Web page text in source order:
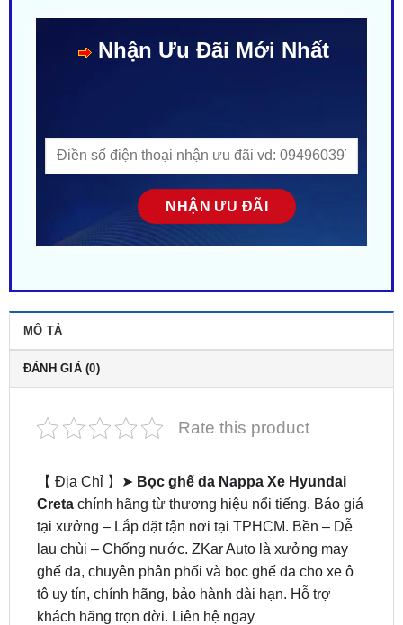
ĐÁNH GIÁ (0)
【 Địa Chỉ 】➤
Bọc ghế da Nappa Xe Hyundai
tại xưởng – Lắp đặt tận nơi tại TPHCM. Bền – Dễ
lau chùi – Chống nước. ZKar Auto là xưởng may
ghế da, chuyên phân phối và bọc ghế da cho xe ô
tô uy tín, chính hãng, bảo hành dài hạn. Hỗ trợ
khách hãng trọn đời. Liên hệ ngay
0949.60.3979hoặc0987.801.029để được đội ngũ
kỹ thuật viên hỗ trợ nhanh chóng nhất.